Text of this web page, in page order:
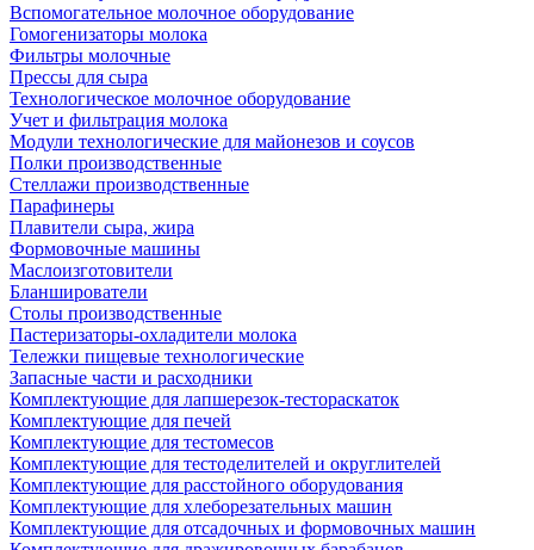
Вспомогательное молочное оборудование
Гомогенизаторы молока
Фильтры молочные
Прессы для сыра
Технологическое молочное оборудование
Учет и фильтрация молока
Модули технологические для майонезов и соусов
Полки производственные
Стеллажи производственные
Парафинеры
Плавители сыра, жира
Формовочные машины
Маслоизготовители
Бланширователи
Столы производственные
Пастеризаторы-охладители молока
Тележки пищевые технологические
Запасные части и расходники
Комплектующие для лапшерезок-тестораскаток
Комплектующие для печей
Комплектующие для тестомесов
Комплектующие для тестоделителей и округлителей
Комплектующие для расстойного оборудования
Комплектующие для хлеборезательных машин
Комплектующие для отсадочных и формовочных машин